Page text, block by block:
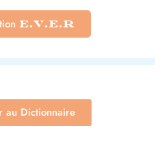
E.V.E.R
au Dictionnaire